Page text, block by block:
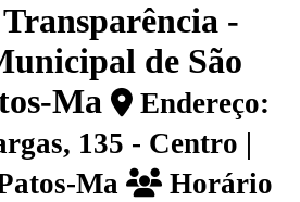
-
de São
Ma
Endereço:
135 - Centro |
Ma
Horário